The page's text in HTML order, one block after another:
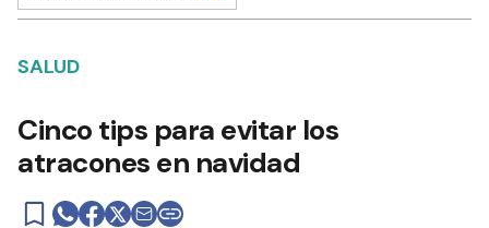
SALUD
Cinco tips para evitar los
atracones en navidad